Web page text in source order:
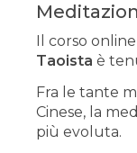
Il corso
Taoista è
Fra le tante
Cinese, la
più evoluta.